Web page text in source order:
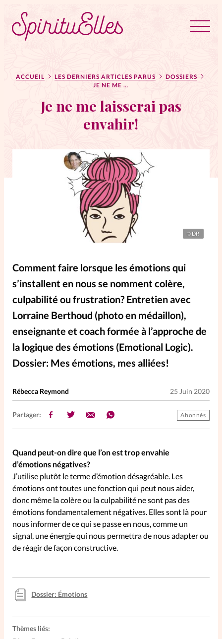
Tous les articles
Actus
Actus au féminin
Chroniques
Dossiers
Elles nous inspirent
Entre4yeux
L'anecdote
La Bible au féminin
Lifestyle
Littérature
PersonnElles
Shopping Spi
SpirituElles
Vive la famille
SpirituElles devient Relations
Aujourd’hui!
La Boutique
éditions
ACCUEIL LES DERNIERS ARTICLES PARUS
DOSSIERS
JE NE ME LAISSERAI PAS ENVAHIR!
Je ne me laisserai pas
envahir!
© DR
Comment faire lorsque les émotions qui
s’installent en nous se nomment colère,
culpabilité ou frustration? Entretien avec
Lorraine Berthoud (photo en médaillon),
enseignante et coach formée à l’approche de
la logique des émotions (Emotional Logic).
Dossier: Mes émotions, mes alliées!
Rébecca Reymond 25 Juin 2020
Partager: Abonnés
Quand peut-on dire que l’on est trop envahie
d’émotions négatives?
J’utilise plutôt le terme d’émotion désagréable. Les
émotions ont toutes une fonction qui peut nous aider,
donc même la colère ou la culpabilité ne sont pas des
émotions fondamentalement négatives. Elles sont là pour
nous informer de ce qui se passe en nous, comme un
signal, une énergie qui nous permettra de nous adapter ou
de réagir de façon constructive.
Dossier: Émotions
Thèmes liés: